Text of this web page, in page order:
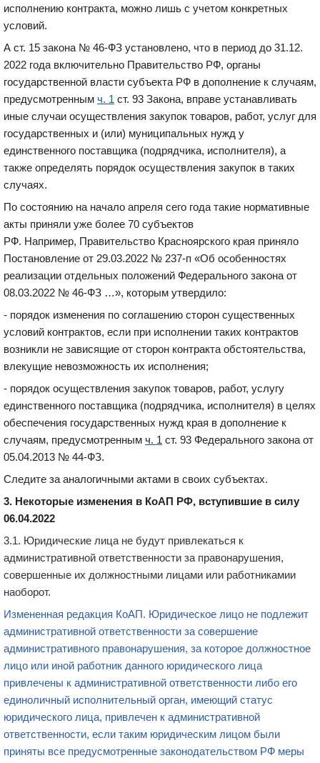
исполнению контракта, можно лишь с учетом конкретных
условий.
А ст. 15 закона № 46-ФЗ установлено, что в период до 31.12.
2022 года включительно Правительство РФ, органы
государственной власти субъекта РФ в дополнение к случаям,
предусмотренным ч. 1 ст. 93 Закона, вправе устанавливать
иные случаи осуществления закупок товаров, работ, услуг для
государственных и (или) муниципальных нужд у
единственного поставщика (подрядчика, исполнителя), а
также определять порядок осуществления закупок в таких
случаях.
По состоянию на начало апреля сего годатакие нормативные
акты приняли уже более 70 субъектов
РФ. Например, Правительство Красноярского края приняло
Постановление от 29.03.2022 № 237-п «Об особенностях
реализации отдельных положений Федерального закона от
08.03.2022 № 46-ФЗ …», которым утвердило:
- порядок изменения по соглашению сторон существенных
условий контрактов, если при исполнении таких контрактов
возникли не зависящие от сторон контракта обстоятельства,
влекущие невозможность их исполнения;
- порядок осуществления закупок товаров, работ, услугу
единственного поставщика (подрядчика, исполнителя) в целях
обеспечения государственных нужд края в дополнение к
случаям, предусмотренным ч. 1 ст. 93 Федерального закона от
05.04.2013 № 44-ФЗ.
Следите за аналогичными актами в своих субъектах.
3. Некоторые изменения в КоАП РФ, вступившие в силу
06.04.2022
3.1. Юридические лица не будут привлекаться к
административной ответственности за правонарушения,
совершенные их должностными лицами или работникамии
наоборот.
Измененная редакция КоАП. Юридическое лицо не подлежит
административной ответственности за совершение
административного правонарушения, за которое должностное
лицо или иной работник данного юридического лица
привлечены к административной ответственности либо его
единоличный исполнительный орган, имеющий статус
юридического лица, привлечен к административной
ответственности, если таким юридическим лицом были
приняты все предусмотренные законодательством РФ меры